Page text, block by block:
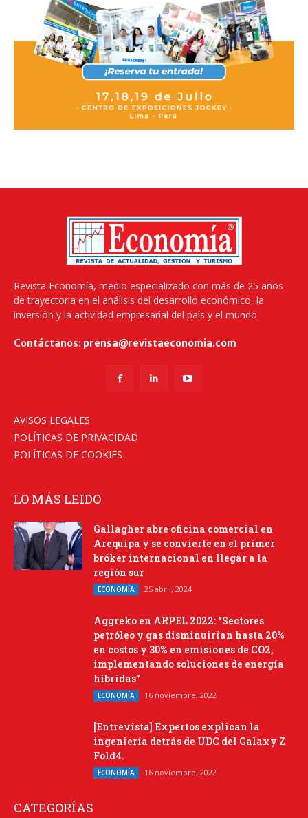
Revista Economía, medio especializado con más de 25 años
de trayectoria en el análisis del desarrollo económico, la
inversión y la actividad empresarial del país y el mundo.
Contáctanos: prensa@revistaeconomia.com
AVISOS LEGALES
POLÍTICAS DE PRIVACIDAD
POLÍTICAS DE COOKIES
LO MÁS LEIDO
Gallagher abre oficina comercial en
Arequipa y se convierte en el primer
bróker internacional en llegar a la
región sur
ECONOMÍA 25 abril, 2024
Aggreko en ARPEL 2022: “Sectores
petróleo y gas disminuirían hasta 20%
en costos y 30% en emisiones de CO2,
implementando soluciones de energía
híbridas”
ECONOMÍA 16 noviembre, 2022
[Entrevista] Expertos explican la
ingeniería detrás de UDC del Galaxy Z
Fold4.
ECONOMÍA 16 noviembre, 2022
CATEGORÍAS